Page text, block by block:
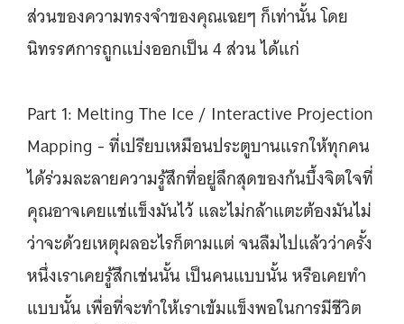
ส่วนของความทรงจำของคุณเฉยๆ ก็เท่านั้น โดย
นิทรรศการถูกแบ่งออกเป็น 4 ส่วน ได้แก่
Part 1: Melting The Ice / Interactive Projection
Mapping - ที่เปรียบเหมือนประตูบานแรกให้ทุกคน
ได้ร่วมละลายความรู้สึกที่อยู่ลึกสุดของก้นบึ้งจิตใจที่
คุณอาจเคยแช่แข็งมันไว้ และไม่กล้าแตะต้องมันไม่
ว่าจะด้วยเหตุผลอะไรก็ตามแต่ จนลืมไปแล้วว่าครั้ง
หนึ่งเราเคยรู้สึกเช่นนั้น เป็นคนแบบนั้น หรือเคยทำ
แบบนั้น เพื่อที่จะทำให้เราเข้มแข็งพอในการมีชีวิต